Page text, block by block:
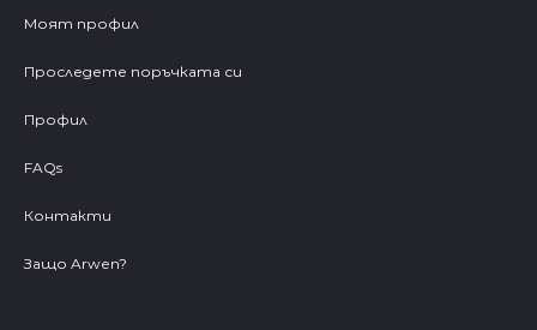
Моят профил
Проследете поръчката си
Профил
FAQs
Контакти
Защо Arwen?